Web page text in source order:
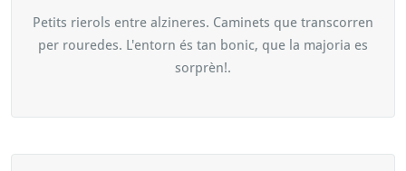
Petits rierols entre alzineres. Caminets que transcorren
per rouredes. L'entorn és tan bonic, que la majoria es
sorprèn!.